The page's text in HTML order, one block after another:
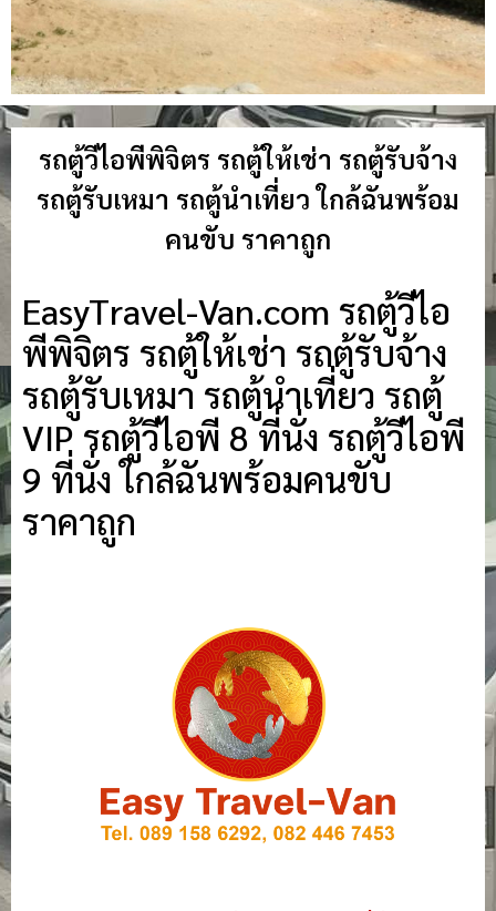
รถตู้วีไอพีพิจิตร รถตู้ให้เช่า รถตู้รับจ้าง
รถตู้รับเหมา รถตู้นำเที่ยว ใกล้ฉันพร้อม
คนขับ ราคาถูก
EasyTravel-Van.com รถตู้วีไอ
พีพิจิตร รถตู้ให้เช่า รถตู้รับจ้าง
รถตู้รับเหมา รถตู้นำเที่ยว รถตู้
VIP รถตู้วีไอพี 8 ที่นั่ง รถตู้วีไอพี
9 ที่นั่ง ใกล้ฉันพร้อมคนขับ
ราคาถูก